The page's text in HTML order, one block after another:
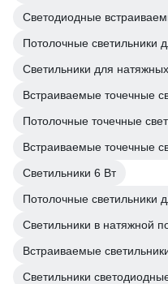
Светодиодные
Потолочные светильники
Светильники для
Встраиваемые точечные
Потолочные точечные
Светильники 6 Вт
Светильники в натяжной
Светильники